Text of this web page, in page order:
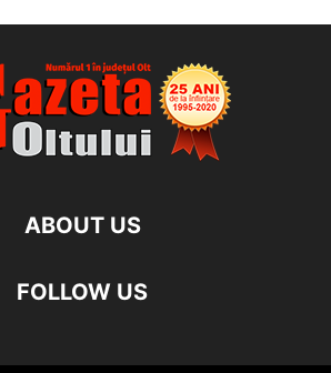
ABOUT US
FOLLOW US